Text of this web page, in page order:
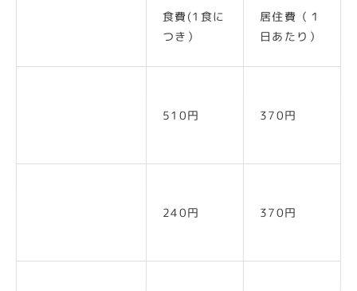
食費(1食に
つき）
居住費（１
日あたり）
510円 370円
240円 370円